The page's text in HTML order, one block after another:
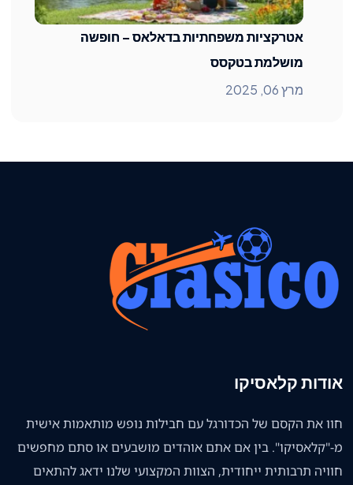
אטרקציות משפחתיות בדאלאס – חופשה
מושלמת בטקסס
מרץ 06, 2025
אודות קלאסיקו
חוו את הקסם של הכדורגל עם חבילות נופש מותאמות אישית
מ-"קלאסיקו". בין אם אתם אוהדים מושבעים או סתם מחפשים
חוויה תרבותית ייחודית, הצוות המקצועי שלנו ידאג להתאים